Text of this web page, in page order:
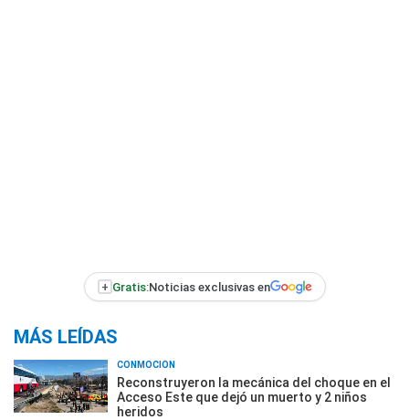
+ Gratis:Noticias exclusivas en
MÁS LEÍDAS
CONMOCIÓN
Reconstruyeron la mecánica del choque en el
Acceso Este que dejó un muerto y 2 niños
heridos